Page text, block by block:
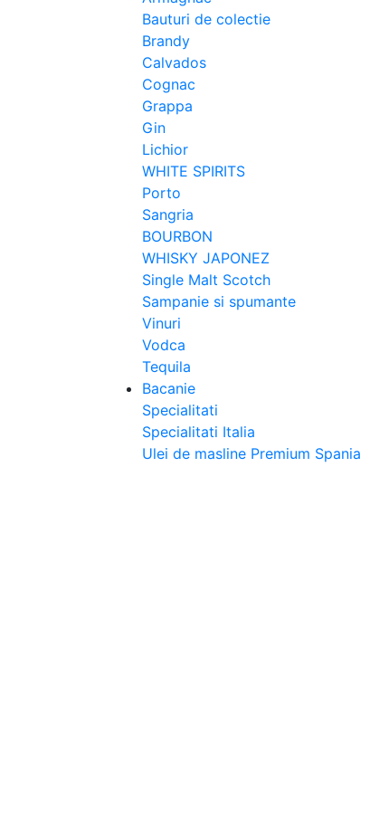
Bauturi de colectie
Brandy
Calvados
Cognac
Grappa
Gin
Lichior
WHITE SPIRITS
Porto
Sangria
BOURBON
WHISKY JAPONEZ
Single Malt Scotch
Sampanie si spumante
Vinuri
Vodca
Tequila
Bacanie
Specialitati
Specialitati Italia
Ulei de masline Premium Spania